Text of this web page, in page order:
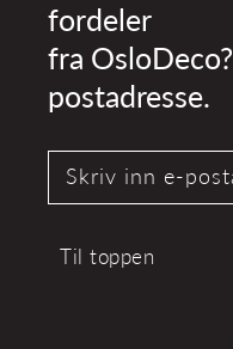
fordeler
fra
postadresse.
Skriv inn e-
Til toppen